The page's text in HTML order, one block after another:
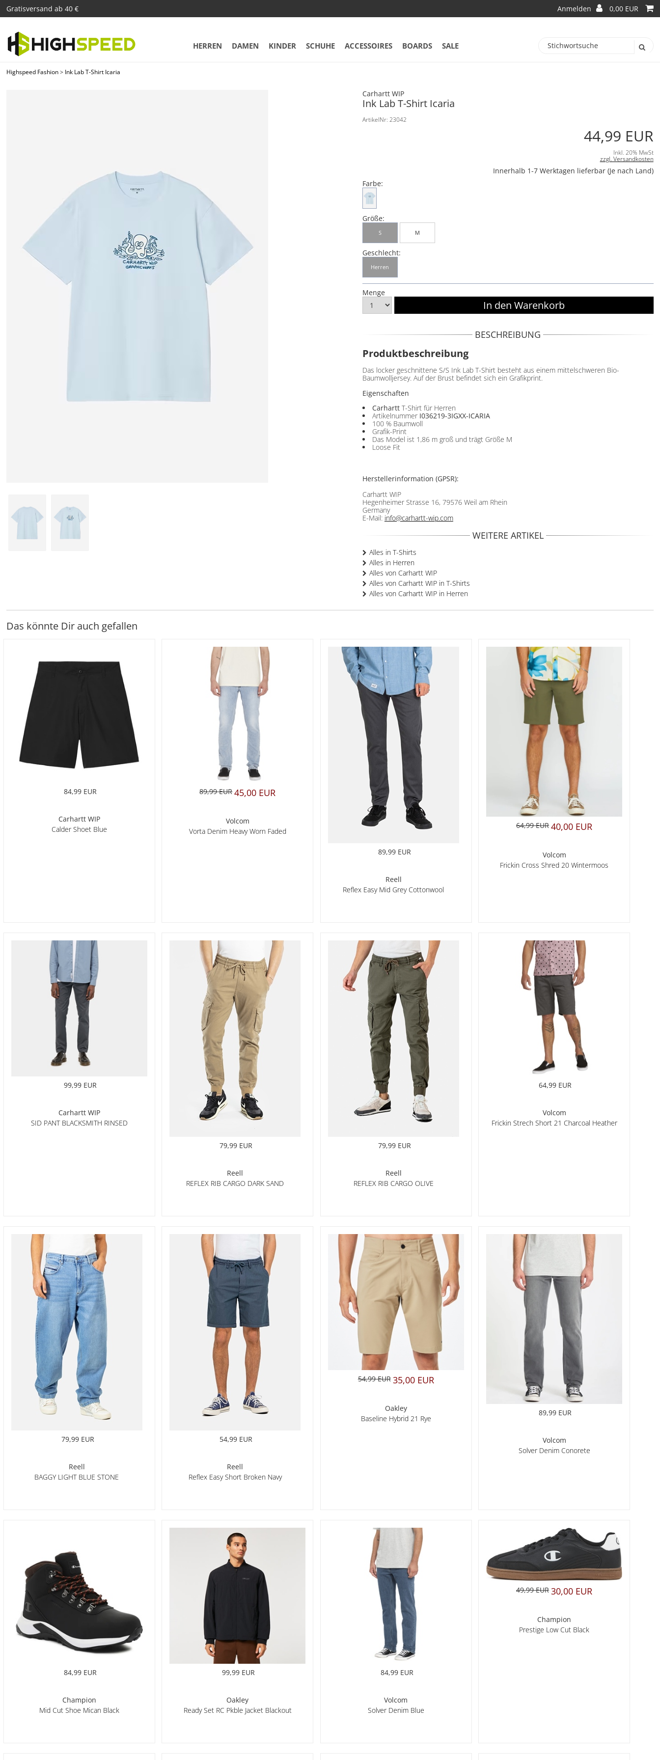
Gratisversand ab 40 € Anmelden 0,00 EUR
HERREN DAMEN KINDER SCHUHE ACCESSOIRES BOARDS SALE
Highspeed Fashion> Ink Lab T-Shirt Icaria
Carhartt WIP
Ink Lab T-Shirt Icaria
ArtikelNr: 23042
44,99 EUR
Inkl. 20% MwSt
zzgl. Versandkosten
Innerhalb 1-7 Werktagen lieferbar (Je nach Land)
Farbe:
Größe:
S M
Geschlecht:
Herren
Menge
BESCHREIBUNG
Produktbeschreibung
Das locker geschnittene S/S Ink Lab T-Shirt besteht aus einem mittelschweren Bio-
Baumwolljersey. Auf der Brust befindet sich ein Grafikprint.
Eigenschaften
CarharttT-Shirt für Herren
Artikelnummer I036219-3IGXX-ICARIA
100 % Baumwoll
Grafik-Print
Das Model ist 1,86 m groß und trägt Größe M
Loose Fit
Herstellerinformation (GPSR):
Carhartt WIP
Hegenheimer Strasse 16, 79576 Weil am Rhein
Germany
E-Mail: info@carhartt-wip.com
WEITERE ARTIKEL
Alles in T-Shirts
Alles in Herren
Alles von Carhartt WIP
Alles von Carhartt WIP in T-Shirts
Alles von Carhartt WIP in Herren
Das könnte Dir auch gefallen
84,99 EUR
Carhartt WIP
Calder Shoet Blue
89,99 EUR 45,00 EUR
Volcom
Vorta Denim Heavy Worn Faded
89,99 EUR
Reell
Reflex Easy Mid Grey Cottonwool
64,99 EUR 40,00 EUR
Volcom
Frickin Cross Shred 20 Wintermoos
99,99 EUR
Carhartt WIP
SID PANT BLACKSMITH RINSED
79,99 EUR
Reell
REFLEX RIB CARGO DARK SAND
79,99 EUR
Reell
REFLEX RIB CARGO OLIVE
64,99 EUR
Volcom
Frickin Strech Short 21 Charcoal Heather
79,99 EUR
Reell
BAGGY LIGHT BLUE STONE
54,99 EUR
Reell
Reflex Easy Short Broken Navy
54,99 EUR 35,00 EUR
Oakley
Baseline Hybrid 21 Rye
89,99 EUR
Volcom
Solver Denim Conorete
84,99 EUR
Champion
Mid Cut Shoe Mican Black
99,99 EUR
Oakley
Ready Set RC Pkble Jacket Blackout
84,99 EUR
Volcom
Solver Denim Blue
49,99 EUR 30,00 EUR
Champion
Prestige Low Cut Black